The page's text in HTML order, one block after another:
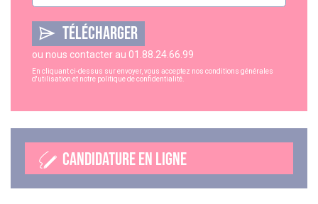
TÉLÉCHARGER
ou nous contacter au 01.88.24.66.99
En cliquant ci-dessus sur envoyer, vous acceptez nos conditions générales
d'utilisation et notre politique de confidentialité.
CANDIDATURE EN LIGNE